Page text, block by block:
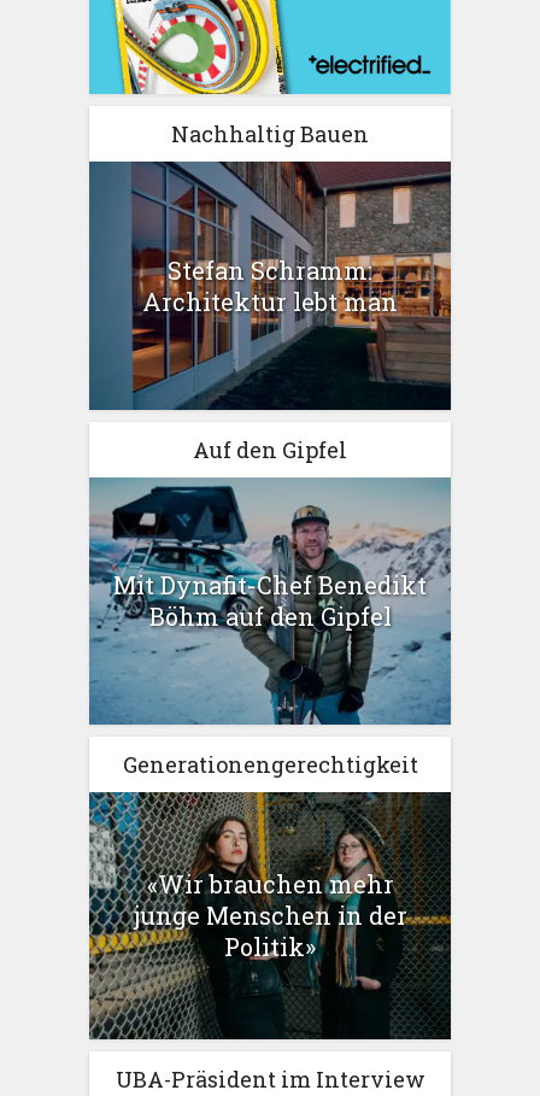
Nachhaltig Bauen
Stefan Schramm:
Architektur lebt man
Auf den Gipfel
Mit Dynafit-Chef Benedikt
Böhm auf den Gipfel
Generationengerechtigkeit
«Wir brauchen mehr
junge Menschen in der
Politik»
UBA-Präsident im Interview